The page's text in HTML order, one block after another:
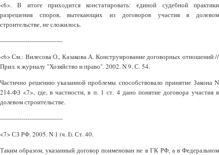
<6>. В итоге приходится констатировать: единой судебной практики
разрешения споров, вытекающих из договоров участия в долевом
строительстве, не сложилось.
--------------------------------
<6> См.: Вилесова О., Казакова А. Конструирование договорных отношений //
Прил. к журналу "Хозяйство и право". 2002. N 9. С. 54.
Частично решению указанной проблемы способствовало принятие Закона N
214-ФЗ <7>, где, в частности, в п. 1 ст. 4 дано понятие договора участия в
долевом строительстве.
--------------------------------
<7> СЗ РФ. 2005. N 1 (ч. I). Ст. 40.
Таким образом, указанный договор поименован не в ГК РФ, а в Федеральном